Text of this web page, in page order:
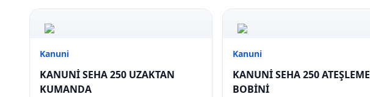
Kanuni
KANUNİ SEHA 250 UZAKTAN
KUMANDA
Kanuni
KANUNİ SEHA 250 ATEŞLEME
BOBİNİ